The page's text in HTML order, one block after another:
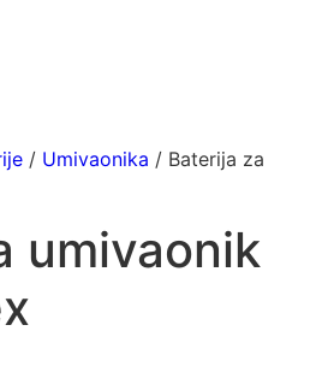
/ Umivaonika / Baterija za
umivaonik